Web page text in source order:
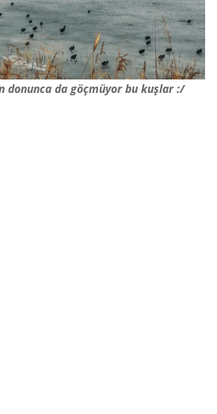
donunca da göçmüyor bu kuşlar :/